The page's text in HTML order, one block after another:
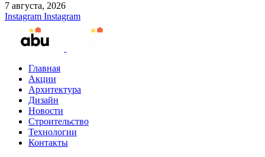
7 августа, 2026
Instagram Instagram
Главная
Акции
Архитектура
Дизайн
Новости
Строительство
Технологии
Контакты